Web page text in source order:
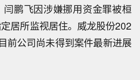
鹏飞因涉嫌挪用资金罪被桓
居所监视居住。威龙股份202
前公司尚未得到案件最新进展